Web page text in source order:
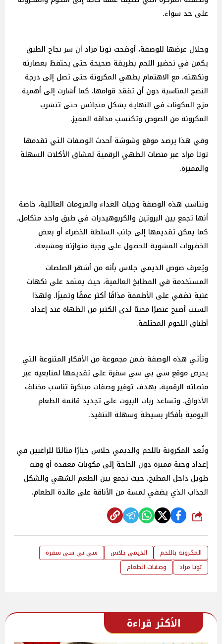
على حد سواء.
وخلال عرضها للوصفة، أوضحت توتا مراد أن سر نجاح الطبق
يكمن في تحضير اللحم بطريقة صحيحة حتى يحتفظ بعصارته
ونكهته، مع الاهتمام بطهي المكرونة حتى تصل إلى درجة
النضج المناسبة دون أن تفقد قوامها. كما أشارت إلى أهمية
مزج المكونات في النهاية بشكل متجانس حتى تتشرب
المكرونة من الصوص وتكتسب مذاقه المميز.
وفي هذا يرصد موقع وشوشة أحدث الوصفات التي تقدمها
توتا مراد عبر منصات الطهي الرقمية لعشاق الأكلات السهلة
والمميزة.
وتناسب هذه الوصفة وجبات الغداء والعزومات العائلية، خاصة
أنها تجمع بين البروتين والكربوهيدرات في طبق واحد متكامل،
كما يمكن تقديمها إلى جانب السلطة الخضراء أو بعض
الخضروات المشوية للحصول على وجبة متوازنة ومشبعة.
ويُعرف صوص الديمي جلاس بأنه من أشهر الصلصات
المستخدمة في المطابخ العالمية، حيث يعتمد على نكهات
غنية تضفي على الأطعمة مذاقًا أكثر عمقًا وتميزًا. ولهذا
السبب أصبح عنصرًا محببًا لدى الكثير من الطهاة عند إعداد
أطباق اللحوم المختلفة.
وتأتي هذه الوصفة ضمن مجموعة من الأفكار المتنوعة التي
يحرص موقع سي بي سي سفرة على تقديمها لمتابعيه عبر
منصاته الرقمية، بهدف توفير وصفات مبتكرة تناسب مختلف
الأذواق، وتساعد ربات البيوت على تجديد قائمة الطعام
اليومية بأفكار بسيطة وسهلة التنفيذ.
وتُعد المكرونة باللحم والديمي جلاس خيارًا مثاليًا للراغبين في
إعداد وجبة مميزة دون الحاجة إلى مكونات معقدة أو وقت
طويل داخل المطبخ، حيث تجمع بين الطعم الشهي والشكل
الجذاب الذي يضفي لمسة من الأناقة على مائدة الطعام.
شارك
المكرونه باللحم الديمي جلاس
سي بي سي سفرة
توتا مراد
وصفات الطعام
الأكثر قراءة